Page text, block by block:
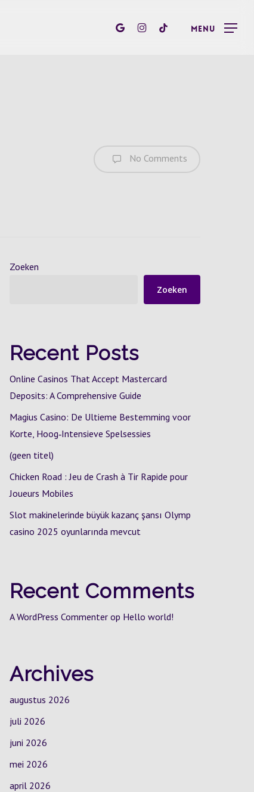
google-instagram
tiktok Menu
No Comments
Zoeken
Zoeken
Recent Posts
Online Casinos That Accept Mastercard
Deposits: A Comprehensive Guide
Magius Casino: De Ultieme Bestemming voor
Korte, Hoog‑Intensieve Spelsessies
(geen titel)
Chicken Road : Jeu de Crash à Tir Rapide pour
Joueurs Mobiles
Slot makinelerinde büyük kazanç şansı Olymp
casino 2025 oyunlarında mevcut
Recent Comments
A WordPress Commenterop Hello world!
Archives
augustus 2026
juli 2026
juni 2026
mei 2026
april 2026